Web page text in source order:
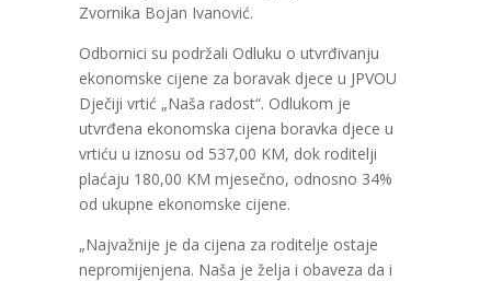
Zvornika Bojan Ivanović.
Odbornici su podržali Odluku o utvrđivanju
ekonomske cijene za boravak djece u JPVOU
Dječiji vrtić „Naša radost“. Odlukom je
utvrđena ekonomska cijena boravka djece u
vrtiću u iznosu od 537,00 KM, dok roditelji
plaćaju 180,00 KM mjesečno, odnosno 34%
od ukupne ekonomske cijene.
„Najvažnije je da cijena za roditelje ostaje
nepromijenjena. Naša je želja i obaveza da i